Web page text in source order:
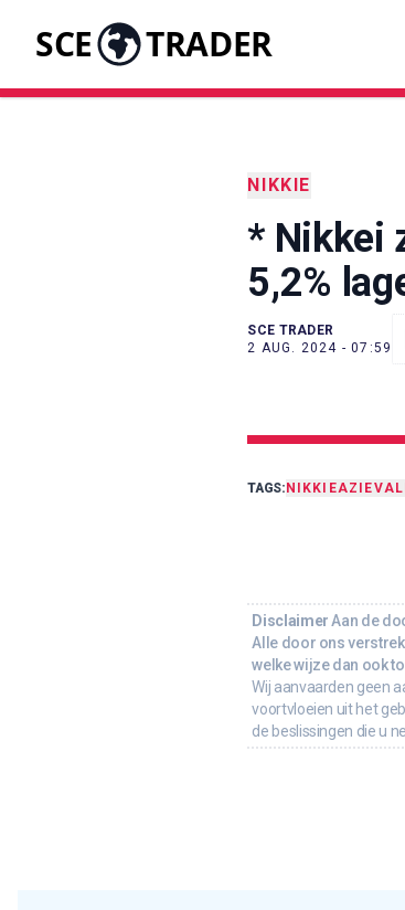
SCE TRADER
NIKKIE
* Nikkei
5,2%
SCE TRADER
2 AUG. 2024 - 07:59
TAGS: NIKKIEAZIE
Disclaimer Aan de
Alle door ons
welke wijze dan ook
Wij aanvaarden geen
voortvloeien uit het
de beslissingen die u